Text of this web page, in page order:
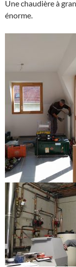
Une chaudière à
énorme.